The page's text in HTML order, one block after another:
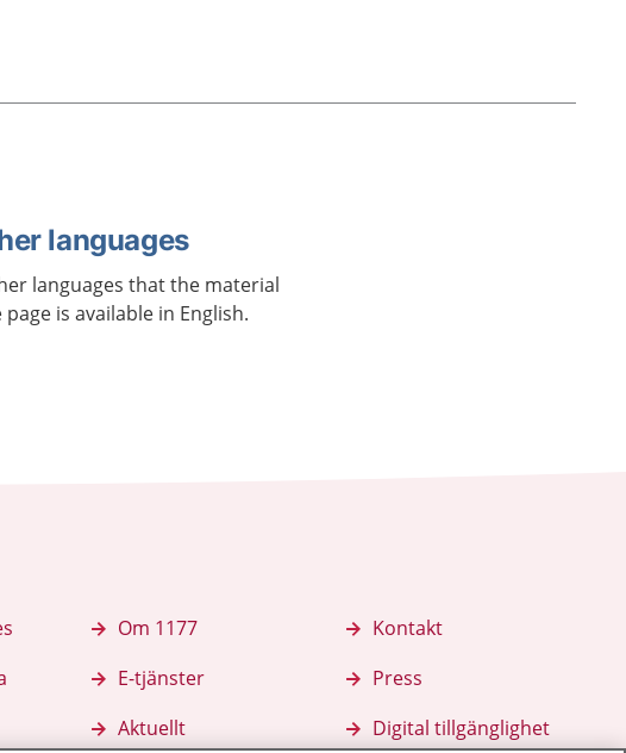
languages
languages that the material
is available in English.
Om 1177
E-tjänster
Aktuellt
Kontakt
Press
Digital tillgänglighet